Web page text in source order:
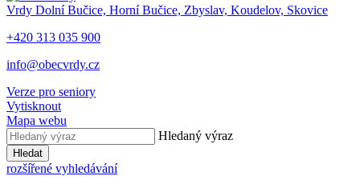
Vrdy Dolní Bučice, Horní Bučice, Zbyslav, Koudelov, Skovice
+420 313 035 900
info@obecvrdy.cz
Verze pro seniory
Vytisknout
Mapa webu
Hledaný výraz
Hledat
rozšířené vyhledávání